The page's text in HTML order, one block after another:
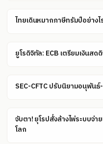
ไทยเดินหมากภาษีทรัมป์อย่างไ
ยูโรดิจิทัล: ECB เตรียมเงินส
SEC-CFTC ปรับนิยามอนุพัน
จับตา! ยุโรปสั่งล้างไพ่ระบบจ่า
โลก